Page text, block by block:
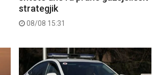
strategjik
08/08 15:31